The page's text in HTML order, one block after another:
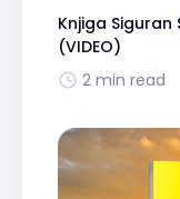
Knjiga Siguran
(VIDEO)
2 min read